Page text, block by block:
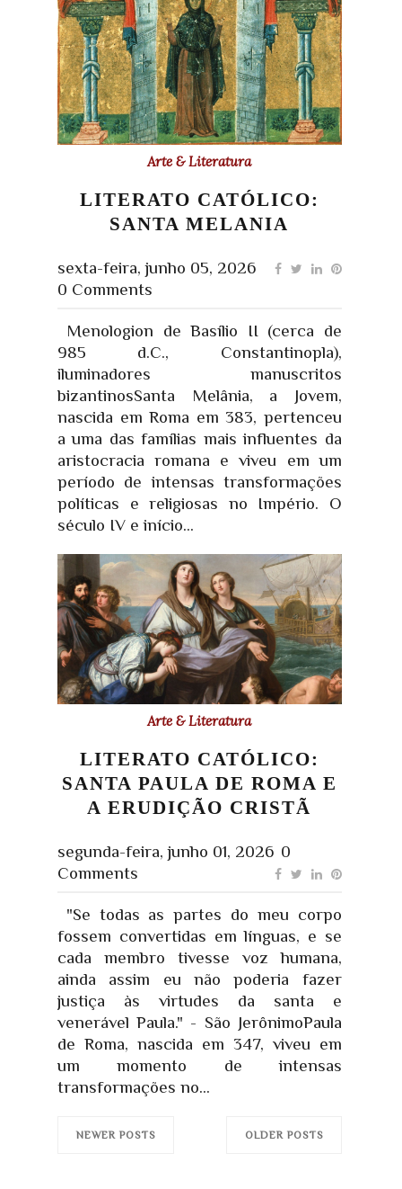
Arte & Literatura
LITERATO CATÓLICO:
SANTA MELANIA
sexta-feira, junho 05, 2026
0 Comments
Menologion de Basílio II (cerca de
985 d.C., Constantinopla),
iluminadores manuscritos
bizantinosSanta Melânia, a Jovem,
nascida em Roma em 383, pertenceu
a uma das famílias mais influentes da
aristocracia romana e viveu em um
período de intensas transformações
políticas e religiosas no Império. O
século IV e início...
Arte & Literatura
LITERATO CATÓLICO:
SANTA PAULA DE ROMA E
A ERUDIÇÃO CRISTÃ
segunda-feira, junho 01, 2026 0
Comments
"Se todas as partes do meu corpo
fossem convertidas em línguas, e se
cada membro tivesse voz humana,
ainda assim eu não poderia fazer
justiça às virtudes da santa e
venerável Paula." - São JerônimoPaula
de Roma, nascida em 347, viveu em
um momento de intensas
transformações no...
NEWER POSTS OLDER POSTS